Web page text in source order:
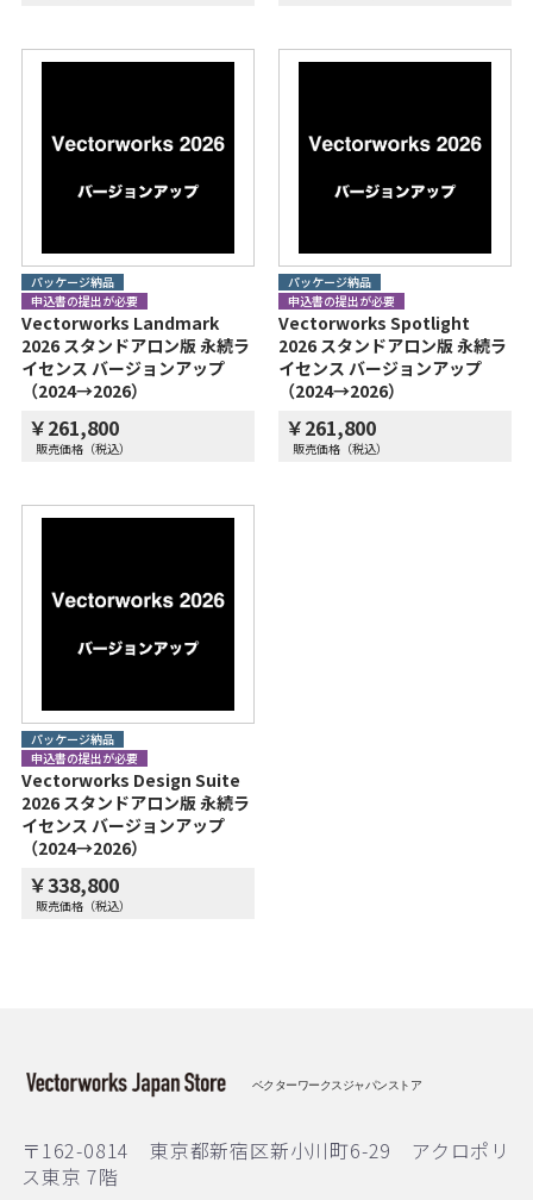
パッケージ納品
申込書の提出が必要
Vectorworks Landmark
2026 スタンドアロン版 永続ラ
イセンス バージョンアップ
（2024→2026）
￥261,800
販売価格（税込）
パッケージ納品
申込書の提出が必要
Vectorworks Spotlight
2026 スタンドアロン版 永続ラ
イセンス バージョンアップ
（2024→2026）
￥261,800
販売価格（税込）
パッケージ納品
申込書の提出が必要
Vectorworks Design Suite
2026 スタンドアロン版 永続ラ
イセンス バージョンアップ
（2024→2026）
￥338,800
販売価格（税込）
ベクターワークスジャパンストア
〒162-0814 東京都新宿区新小川町6-29 アクロポリ
ス東京 7階